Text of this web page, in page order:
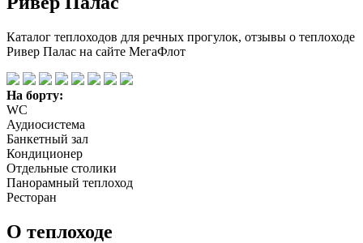
Каталог теплоходов для речных прогулок, отзывы о теплоходе
Ривер Палас на сайте МегаФлот
На борту:
WC
Аудиосистема
Банкетный зал
Кондиционер
Отдельные столики
Панорамный теплоход
Ресторан
О теплоходе